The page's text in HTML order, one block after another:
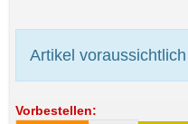
Artikel
Vorbestellen: